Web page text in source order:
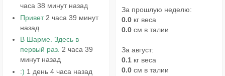
часа 38 минут назад
Привет 2 часа 39 минут
назад
В Шарме. Здесь в
первый раз. 2 часа 39
минут назад
:) 1 день 4 часа назад
За прошлую неделю:
0.0 кг веса
0.0 см в талии
За август:
0.1 кг веса
0.0 см в талии